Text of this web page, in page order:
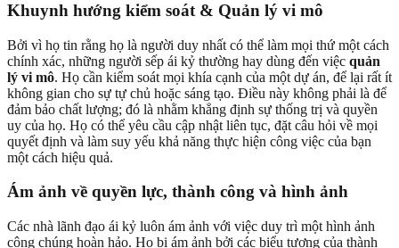
Khuynh hướng kiểm soát & Quản lý vi mô
Bởi vì họ tin rằng họ là người duy nhất có thể làm mọi thứ một cách
chính xác, những người sếp ái kỷ thường hay dùng đến việc quản
lý vi mô. Họ cần kiểm soát mọi khía cạnh của một dự án, để lại rất ít
không gian cho sự tự chủ hoặc sáng tạo. Điều này không phải là để
đảm bảo chất lượng; đó là nhằm khẳng định sự thống trị và quyền
uy của họ. Họ có thể yêu cầu cập nhật liên tục, đặt câu hỏi về mọi
quyết định và làm suy yếu khả năng thực hiện công việc của bạn
một cách hiệu quả.
Ám ảnh về quyền lực, thành công và hình ảnh
Các nhà lãnh đạo ái kỷ luôn ám ảnh với việc duy trì một hình ảnh
công chúng hoàn hảo. Họ bị ám ảnh bởi các biểu tượng của thành